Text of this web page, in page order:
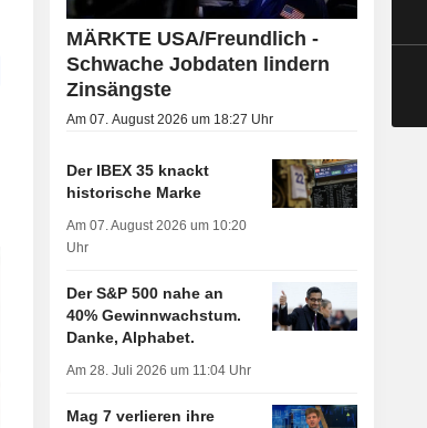
MÄRKTE USA/Freundlich -
Schwache Jobdaten lindern
Zinsängste
Am 07. August 2026 um 18:27 Uhr
Der IBEX 35 knackt
historische Marke
Am 07. August 2026 um 10:20
Uhr
Der S&P 500 nahe an
40% Gewinnwachstum.
Danke, Alphabet.
Am 28. Juli 2026 um 11:04 Uhr
Mag 7 verlieren ihre